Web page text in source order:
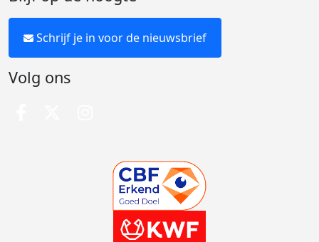
Schrijf je in voor de nieuwsbrief
Volg ons